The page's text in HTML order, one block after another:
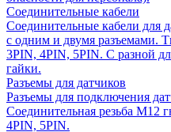
Соединительные кабели
Соединительные кабели для
с одним и двумя разъемами.
3PIN, 4PIN, 5PIN. С разной
гайки.
Разъемы для датчиков
Разъемы для подключения
Соединительная резьба М12
4PIN, 5PIN.